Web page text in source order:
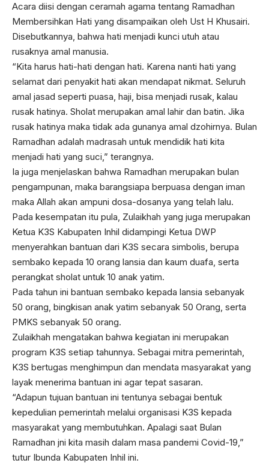
Acara diisi dengan ceramah agama tentang Ramadhan
Membersihkan Hati yang disampaikan oleh Ust H Khusairi.
Disebutkannya, bahwa hati menjadi kunci utuh atau
rusaknya amal manusia.
“Kita harus hati-hati dengan hati. Karena nanti hati yang
selamat dari penyakit hati akan mendapat nikmat. Seluruh
amal jasad seperti puasa, haji, bisa menjadi rusak, kalau
rusak hatinya. Sholat merupakan amal lahir dan batin. Jika
rusak hatinya maka tidak ada gunanya amal dzohirnya. Bulan
Ramadhan adalah madrasah untuk mendidik hati kita
menjadi hati yang suci,” terangnya.
Ia juga menjelaskan bahwa Ramadhan merupakan bulan
pengampunan, maka barangsiapa berpuasa dengan iman
maka Allah akan ampuni dosa-dosanya yang telah lalu.
Pada kesempatan itu pula, Zulaikhah yang juga merupakan
Ketua K3S Kabupaten Inhil didampingi Ketua DWP
menyerahkan bantuan dari K3S secara simbolis, berupa
sembako kepada 10 orang lansia dan kaum duafa, serta
perangkat sholat untuk 10 anak yatim.
Pada tahun ini bantuan sembako kepada lansia sebanyak
50 orang, bingkisan anak yatim sebanyak 50 Orang, serta
PMKS sebanyak 50 orang.
Zulaikhah mengatakan bahwa kegiatan ini merupakan
program K3S setiap tahunnya. Sebagai mitra pemerintah,
K3S bertugas menghimpun dan mendata masyarakat yang
layak menerima bantuan ini agar tepat sasaran.
“Adapun tujuan bantuan ini tentunya sebagai bentuk
kepedulian pemerintah melalui organisasi K3S kepada
masyarakat yang membutuhkan. Apalagi saat Bulan
Ramadhan jni kita masih dalam masa pandemi Covid-19,”
tutur Ibunda Kabupaten Inhil ini.